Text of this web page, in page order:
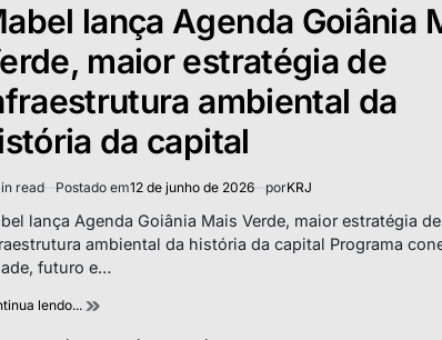
lança Agenda Goiânia
maior estratégia de
ambiental da
da capital
read Postado em12 de junho de 2026 porKRJ
lança Agenda Goiânia Mais Verde, maior estratégia de
ambiental da história da capital Programa
futuro e…
lendo...